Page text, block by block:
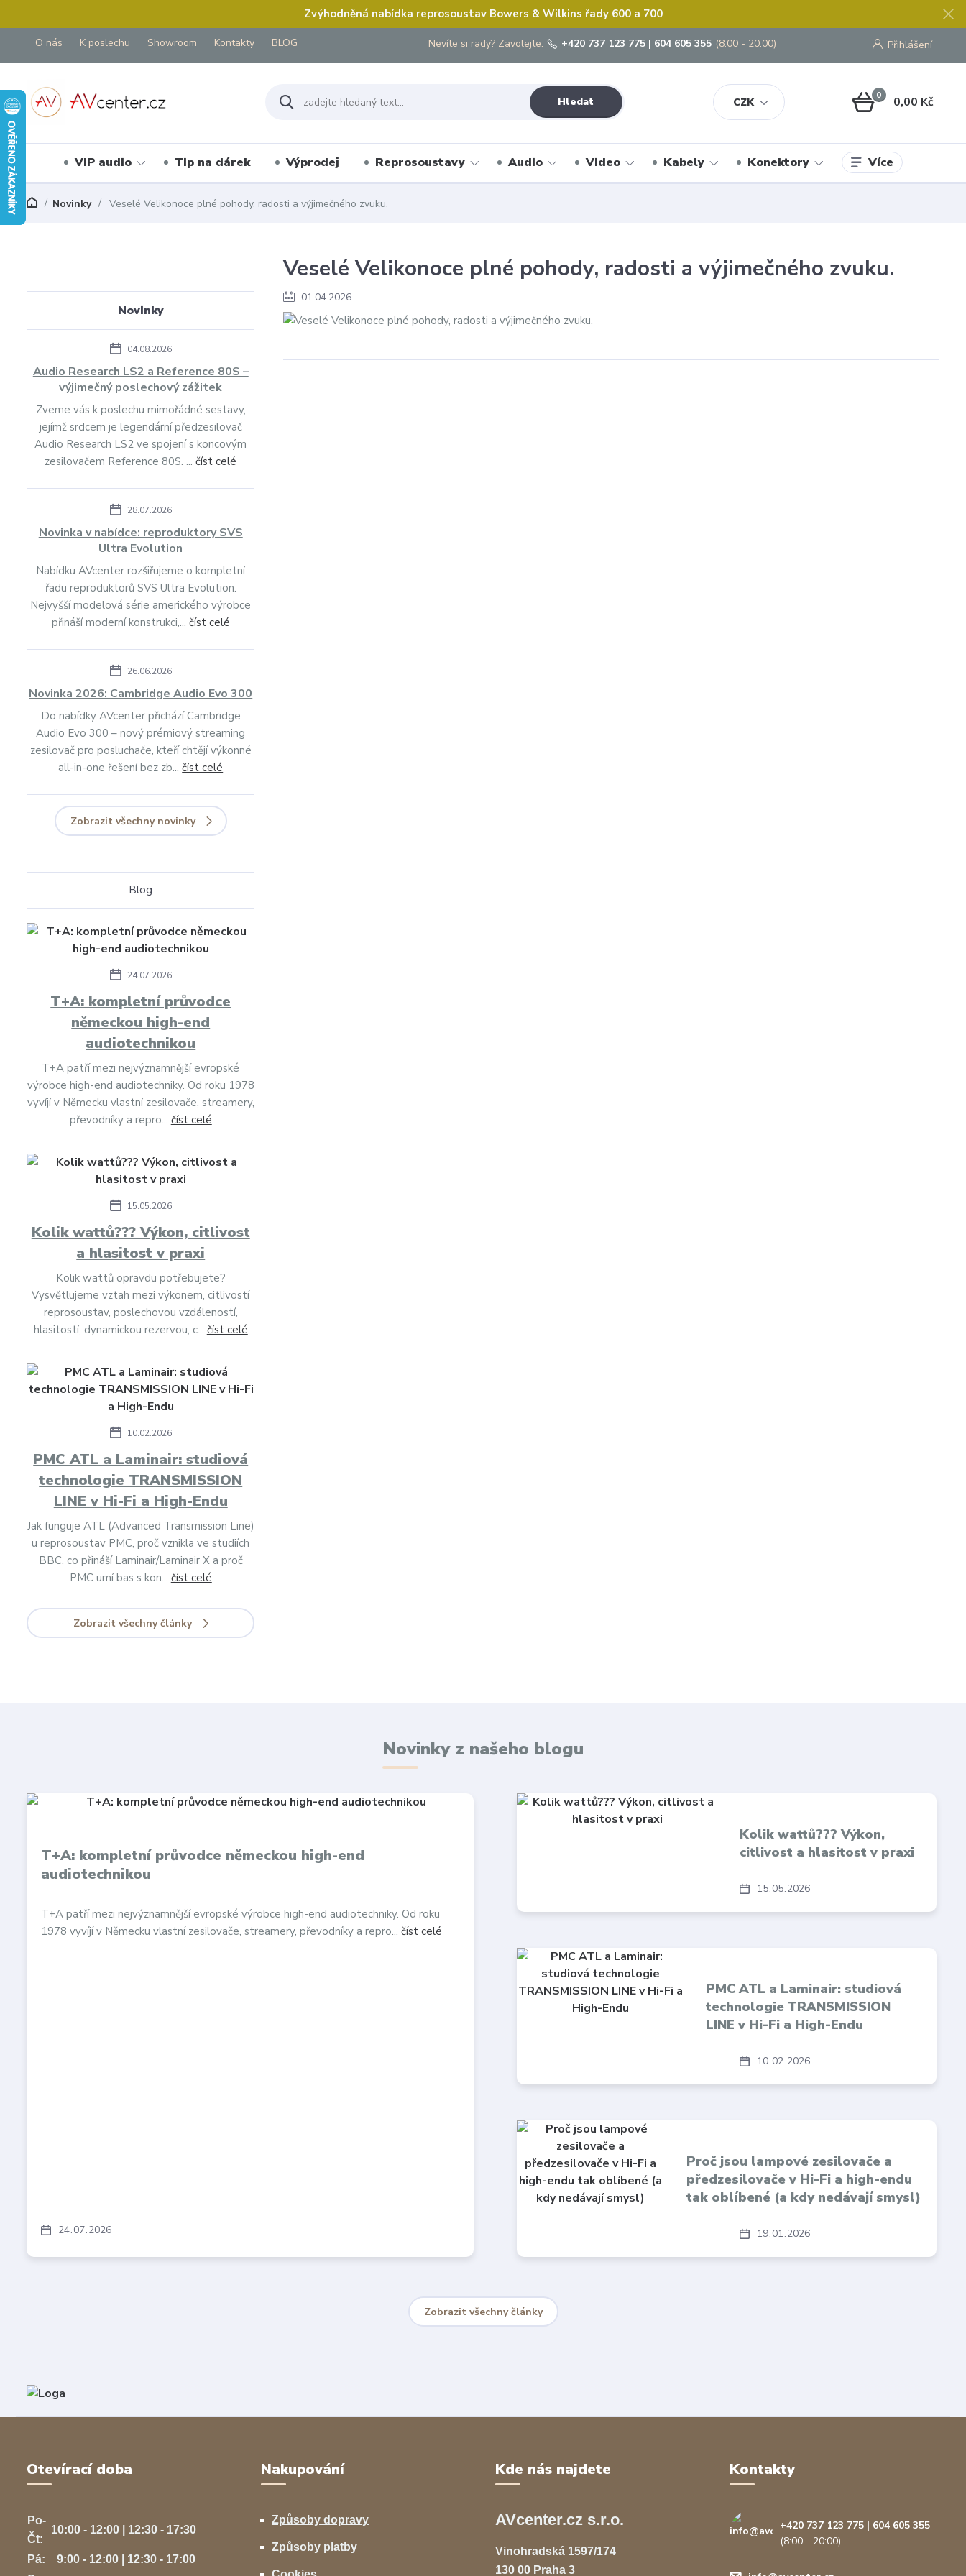
Zvýhodněná nabídka reprosoustav Bowers & Wilkins řady 600 a 700
O nás K poslechu Showroom Kontakty BLOG
CZK
Přihlášení
Hledat
Nevíte si rady? Zavolejte. +420 737 123 775 | 604 605 355 (8:00 - 20:00)
0 0,00 Kč
VIP audio Tip na dárek Výprodej Reprosoustavy Audio Video Kabely Konektory Více
Novinky Veselé Velikonoce plné pohody, radosti a výjimečného zvuku.
Novinky
04.08.2026
Audio Research LS2 a Reference 80S –
výjimečný poslechový zážitek
Zveme vás k poslechu mimořádné sestavy,
jejímž srdcem je legendární předzesilovač
Audio Research LS2 ve spojení s koncovým
zesilovačem Reference 80S. ...číst celé
28.07.2026
Novinka v nabídce: reproduktory SVS
Ultra Evolution
Nabídku AVcenter rozšiřujeme o kompletní
řadu reproduktorů SVS Ultra Evolution.
Nejvyšší modelová série amerického výrobce
přináší moderní konstrukci,... číst celé
26.06.2026
Novinka 2026: Cambridge Audio Evo 300
Do nabídky AVcenter přichází Cambridge
Audio Evo 300 – nový prémiový streaming
zesilovač pro posluchače, kteří chtějí výkonné
all-in-one řešení bez zb...číst celé
Zobrazit všechny novinky
Blog
24.07.2026
T+A: kompletní průvodce
německou high-end
audiotechnikou
T+A patří mezi nejvýznamnější evropské
výrobce high-end audiotechniky. Od roku 1978
vyvíjí v Německu vlastní zesilovače, streamery,
převodníky a repro... číst celé
15.05.2026
Kolik wattů??? Výkon, citlivost
a hlasitost v praxi
Kolik wattů opravdu potřebujete?
Vysvětlujeme vztah mezi výkonem, citlivostí
reprosoustav, poslechovou vzdáleností,
hlasitostí, dynamickou rezervou, c... číst celé
10.02.2026
PMC ATL a Laminair: studiová
technologie TRANSMISSION
LINE v Hi-Fi a High-Endu
Jak funguje ATL (Advanced Transmission Line)
u reprosoustav PMC, proč vznikla ve studiích
BBC, co přináší Laminair/Laminair X a proč
PMC umí bas s kon... číst celé
Zobrazit všechny články
Veselé Velikonoce plné pohody, radosti a výjimečného zvuku.
01.04.2026
Novinky z našeho blogu
24 07 2026
T+A: kompletní průvodce německou high-end
audiotechnikou
T+A patří mezi nejvýznamnější evropské výrobce high-end audiotechniky. Od roku
1978 vyvíjí v Německu vlastní zesilovače, streamery, převodníky a repro... číst celé
15 05 2026
Kolik wattů??? Výkon,
citlivost a hlasitost v praxi
10 02 2026
PMC ATL a Laminair: studiová
technologie TRANSMISSION
LINE v Hi-Fi a High-Endu
19 01 2026
Proč jsou lampové zesilovače a
předzesilovače v Hi-Fi a high-endu
tak oblíbené (a kdy nedávají smysl)
Zobrazit všechny články
Otevírací doba
Po-
Čt:
10:00 - 12:00 | 12:30 - 17:30
Pá:
9:00 - 12:00 | 12:30 - 17:00
Nakupování
Způsoby dopravy
Způsoby platby
Kde nás najdete
AVcenter.cz s.r.o.
Vinohradská 1597/174
130 00 Praha 3
Kontakty
+420 737 123 775 | 604 605 355
(8:00 - 20:00)